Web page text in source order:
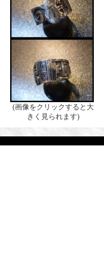
(画像をクリックすると大
きく見られます)